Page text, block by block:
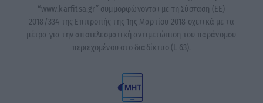
“www.karfitsa.gr” συμμορφώνονται με τη Σύσταση (ΕΕ)
2018/334 της Επιτροπής της 1ης Μαρτίου 2018 σχετικά με τα
μέτρα για την αποτελεσματική αντιμετώπιση του παράνομου
περιεχομένου στο διαδίκτυο (L 63).